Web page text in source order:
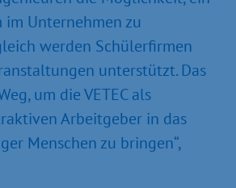
Unternehmen zu
werden Schülerfirmen
unterstützt. Das
um die VETEC als
Arbeitgeber in das
Menschen zu bringen“,